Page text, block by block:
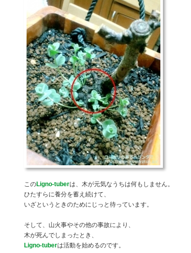
このLigno-tuberは、木が元気なうちは何もしません。
ひたすらに養分を蓄え続けて、
いざというときのためにじっと待っています。
そして、山火事やその他の事故により、
木が死んでしまったとき、
Ligno-tuberは活動を始めるのです。